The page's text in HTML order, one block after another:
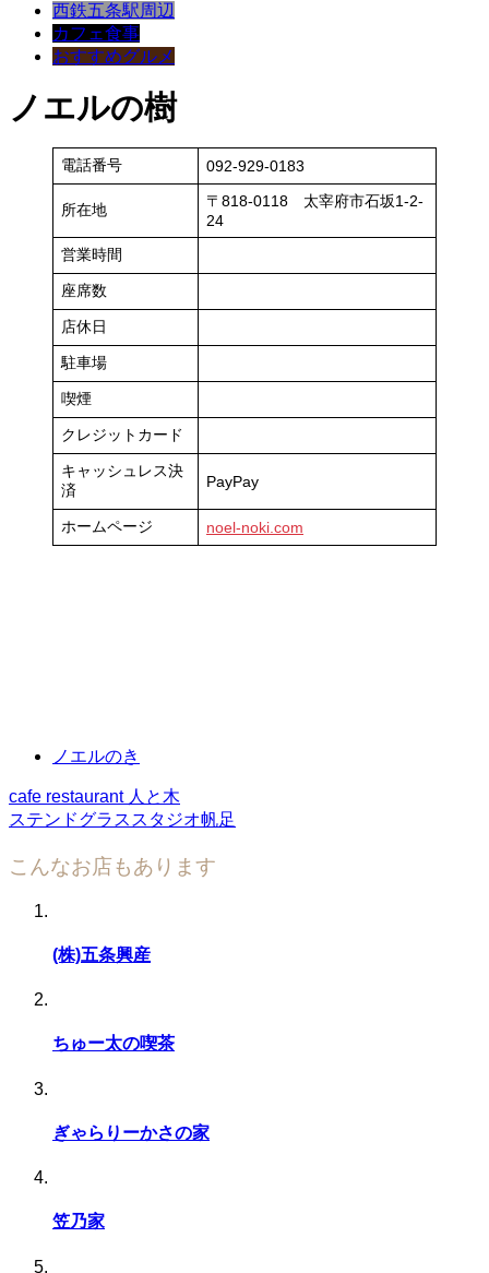
西鉄五条駅周辺
カフェ食事
おすすめグルメ
ノエルの樹
電話番号 092-929-0183
所在地
〒818-0118 太宰府市石坂1-2-
24
営業時間
座席数
店休日
駐車場
喫煙
クレジットカード
キャッシュレス決
済
PayPay
ホームページ noel-noki.com
ノエルのき
cafe restaurant 人と木
ステンドグラススタジオ帆足
こんなお店もあります
(株)五条興産
ちゅー太の喫茶
ぎゃらりーかさの家
笠乃家